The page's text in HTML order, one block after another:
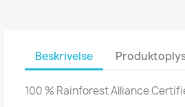
Beskrivelse
100 % Rainforest Alliance